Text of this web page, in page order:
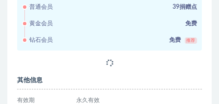
普通会员 39捐赠点
黄金会员 免费
钻石会员 免费 推荐
其他信息
有效期 永久有效